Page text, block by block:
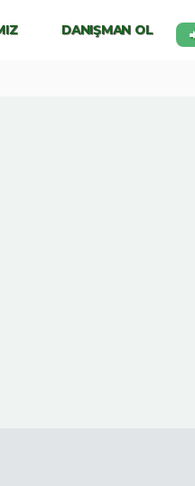
DANIŞMAN OL